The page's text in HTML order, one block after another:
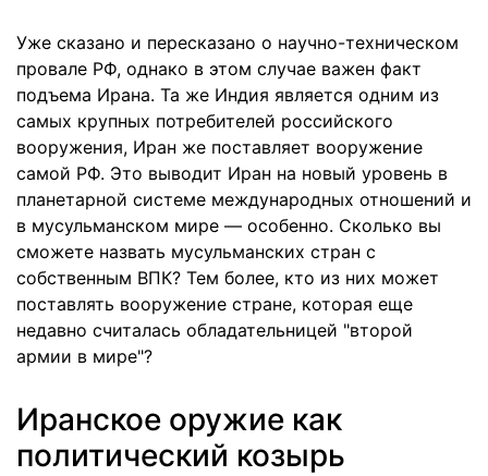
Уже сказано и пересказано о научно-техническом
провале РФ, однако в этом случае важен факт
подъема Ирана. Та же Индия является одним из
самых крупных потребителей российского
вооружения, Иран же поставляет вооружение
самой РФ. Это выводит Иран на новый уровень в
планетарной системе международных отношений и
в мусульманском мире — особенно. Сколько вы
сможете назвать мусульманских стран с
собственным ВПК? Тем более, кто из них может
поставлять вооружение стране, которая еще
недавно считалась обладательницей "второй
армии в мире"?
Иранское оружие как
политический козырь